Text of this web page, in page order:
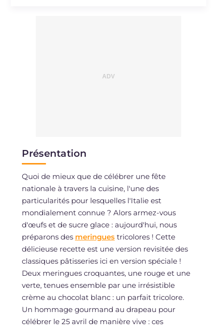
Présentation
Quoi de mieux que de célébrer une fête
nationale à travers la cuisine, l'une des
particularités pour lesquelles l'Italie est
mondialement connue ? Alors armez-vous
d'œufs et de sucre glace : aujourd'hui, nous
préparons des meringuestricolores ! Cette
délicieuse recette est une version revisitée des
classiques pâtisseries ici en version spéciale !
Deux meringues croquantes, une rouge et une
verte, tenues ensemble par une irrésistible
crème au chocolat blanc : un parfait tricolore.
Un hommage gourmand au drapeau pour
célébrer le 25 avril de manière vive : ces